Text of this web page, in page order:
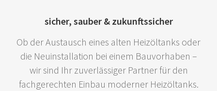
sicher, sauber & zukunftssicher
Ob der Austausch eines alten Heizöltanks oder
die Neuinstallation bei einem Bauvorhaben –
wir sind Ihr zuverlässiger Partner für den
fachgerechten Einbau moderner Heizöltanks.